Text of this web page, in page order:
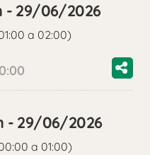
- 29/06/2026
a 02:00)
- 29/06/2026
a 01:00)